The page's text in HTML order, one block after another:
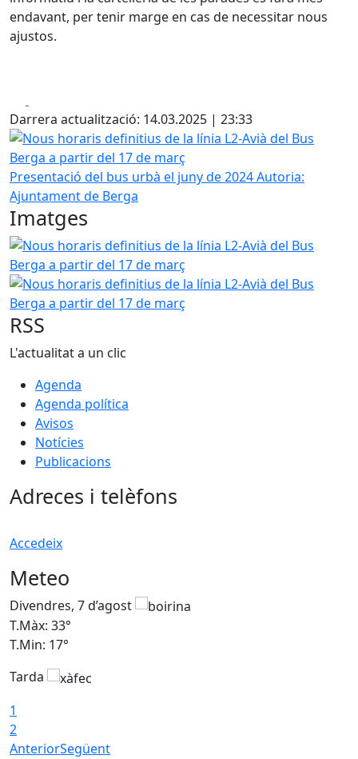
endavant, per tenir marge en cas de necessitar nous
ajustos.
Darrera actualització: 14.03.2025 | 23:33
Nous horaris definitius de la línia L2-Avià del Bus Berga
Presentació del bus urbà el juny de 2024Autoria:
Ajuntament de Berga
Imatges
Nous horaris definitius de la línia L2-Avià del Bus Berga
Nous horaris definitius de la línia L2-Avià del Bus Berga
RSS
L'actualitat a un clic
Agenda
Agenda política
Avisos
Notícies
Publicacions
Adreces i telèfons
Accedeix
Meteo
Divendres, 7 d’agost
T.Màx: 33°
T.Min: 17°
Tarda
1
2
AnteriorSegüent